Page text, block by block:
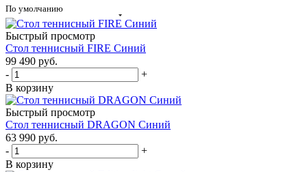
По умолчанию
Быстрый просмотр
Стол теннисный FIRE Синий
99 490 руб.
-
+
В корзину
Быстрый просмотр
Стол теннисный DRAGON Синий
63 990 руб.
-
+
В корзину